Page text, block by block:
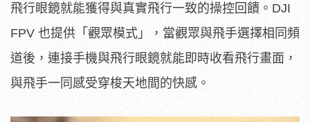
飛行眼鏡就能獲得與真實飛行一致的操控回饋。DJI
FPV 也提供「觀眾模式」，當觀眾與飛手選擇相同頻
道後，連接手機與飛行眼鏡就能即時收看飛行畫面，
與飛手一同感受穿梭天地間的快感。